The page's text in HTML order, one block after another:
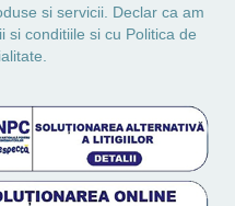
si servicii. Declar ca am
si conditiile si cu Politica de